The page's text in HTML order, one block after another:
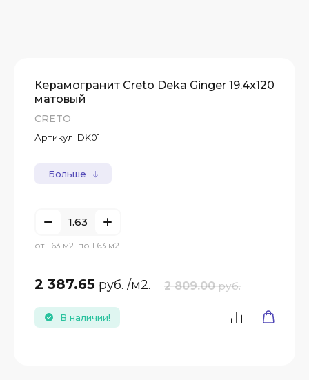
Керамогранит Creto Deka Ginger 19.4x120
матовый
CRETO
Артикул: DK01
Больше
от 1.63 м2. по 1.63 м2.
2 387.65 руб. /м2. 2 809.00 руб.
В наличии!